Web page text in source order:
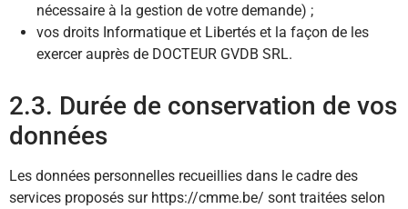
nécessaire à la gestion de votre demande) ;
vos droits Informatique et Libertés et la façon de les
exercer auprès de DOCTEUR GVDB SRL.
2.3. Durée de conservation de vos
données
Les données personnelles recueillies dans le cadre des
services proposés sur https://cmme.be/ sont traitées selon